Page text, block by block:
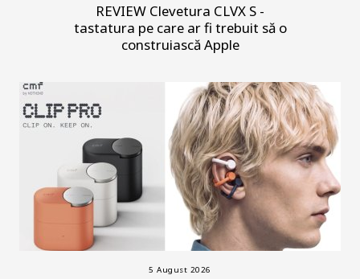
REVIEW Clevetura CLVX S -
tastatura pe care ar fi trebuit să o
construiască Apple
5 August 2026